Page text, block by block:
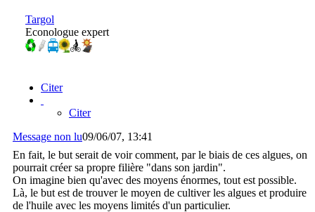
Targol
Econologue expert
Citer
Citer
Message non lu09/06/07, 13:41
En fait, le but serait de voir comment, par le biais de ces algues, on
pourrait créer sa propre filière "dans son jardin".
On imagine bien qu'avec des moyens énormes, tout est possible.
Là, le but est de trouver le moyen de cultiver les algues et produire
de l'huile avec les moyens limités d'un particulier.